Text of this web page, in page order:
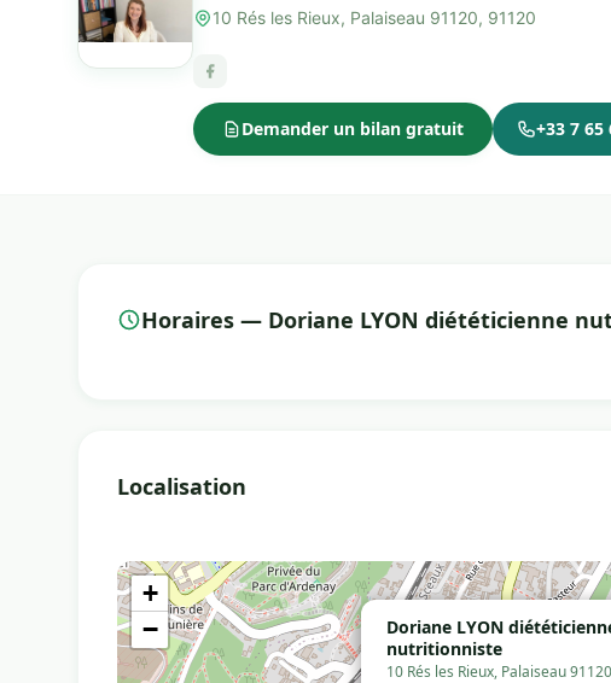
10 Rés les Rieux, Palaiseau 91120, 91120
Demander un bilan gratuit +33 7 65
Horaires — Doriane LYON diététicienne
Localisation
Doriane LYON
nutritionniste
10 Rés les Rieux, Palaiseau
+
−